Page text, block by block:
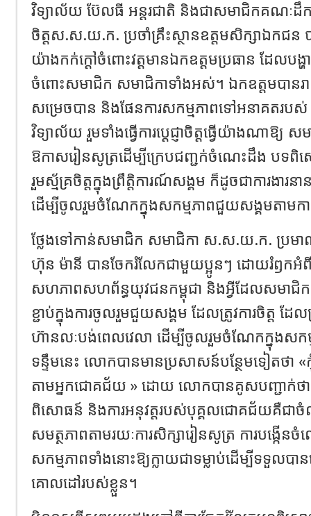
វិទ្យាល័យ ប៊ែលធី អន្តរជាតិ និងជាសមាជិកគណៈដឹ
ចិត្តស.ស.យ.ក. ប្រចាំគ្រឹះស្ថានឧត្តមសិក្សាឯកជន ប
យ៉ាងកក់ក្តៅចំពោះវត្តមានឯកឧត្តមប្រធាន ដែលប
ចំពោះសមាជិក សមាជិកាទាំងអស់។ ឯកឧត្តមបា
សម្រេចបាន និងផែនការសកម្មភាពទៅអនាគត
វិទ្យាល័យ រួមទាំងធ្វើការប្តេជ្ញាចិត្តធ្វើយ៉ាងណាឱ្
ឱកាសរៀនសូត្រដើម្បីក្រេបជញ្ជក់ចំណេះដឹង បទពិ
រួមស្ម័គ្រចិត្តក្នុងព្រឹត្តិការណ៍សង្គម ក៏ដូចជាការងារ
ដើម្បីចូលរួមចំណែកក្នុងសកម្មភាពជួយសង្គមតាមកា
ថ្លែងទៅកាន់សមាជិក សមាជិកា ស.ស.យ.ក. ប្រ
ហ៊ុន ម៉ានី បានចែករំលែកជាមួយប្អូនៗ ដោយរំឭកអំពីបុព្
សហភាពសហព័ន្ធយុវជនកម្ពុជា និងអ្វីដែលសមាជិក
ខ្ជាប់ក្នុងការចូលរួមជួយសង្គម ដែលត្រូវការចិត្ត ដែ
ហ៊ានលៈបង់ពេលវេលា ដើម្បីចូលរួមចំណែកក្នុងសក
ទន្ទឹមនេះ លោកបានមានប្រសាសន៍បន្ថែមទៀតថា «
តាមអ្នកជោគជ័យ » ដោយ លោកបានគូសបញ្ជាក់ថ
ពិសោធន៍ និងការអនុវត្តរបស់បុគ្គលជោគជ័យគឺជា
សមត្ថភាពតាមរយៈការសិក្សារៀនសូត្រ ការបង្កើ
សកម្មភាពទាំងនោះឱ្យក្លាយជាទម្លាប់ដើម្បីទទួល
គោលដៅរបស់ខ្លួន។